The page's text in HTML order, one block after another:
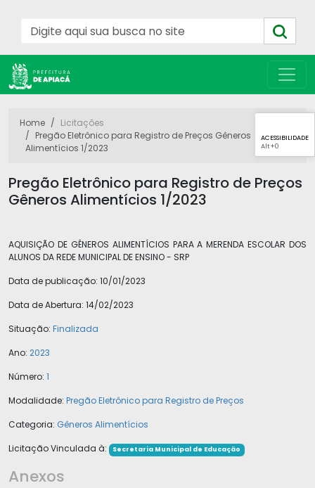
ACESSIBILIDADE
Alt+0
Home
Licitações
Pregão Eletrônico para Registro de Preços Gêneros
Alimentícios 1/2023
Pregão Eletrônico para Registro de Preços
Gêneros Alimentícios 1/2023
AQUISIÇÃO DE GÊNEROS ALIMENTÍCIOS PARA A MERENDA ESCOLAR DOS
ALUNOS DA REDE MUNICIPAL DE ENSINO - SRP
Data de publicação: 10/01/2023
Data de Abertura: 14/02/2023
Situação: Finalizada
Ano: 2023
Número: 1
Modalidade: Pregão Eletrônico para Registro de Preços
Categoria: Gêneros Alimentícios
Licitação Vinculada à:
Secretaria Municipal de Educação
Anexos